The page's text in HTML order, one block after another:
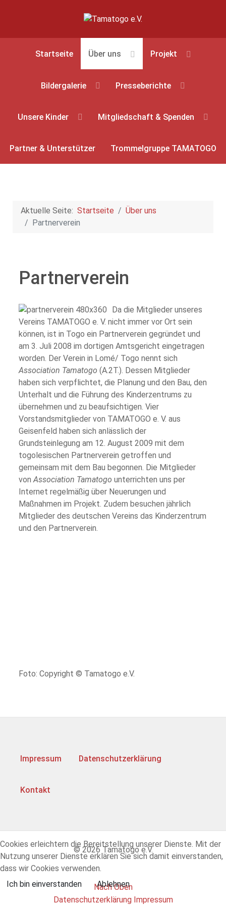
Startseite Über uns Projekt
Bildergalerie Presseberichte
Unsere Kinder Mitgliedschaft & Spenden
Partner & Unterstützer Trommelgruppe TAMATOGO
Aktuelle Seite: Startseite
Über uns
Partnerverein
Partnerverein
Da die Mitglieder unseres
Vereins TAMATOGO e. V. nicht immer vor Ort sein
können, ist in Togo ein Partnerverein gegründet und
am 3. Juli 2008 im dortigen Amtsgericht eingetragen
worden. Der Verein in Lomé/ Togo nennt sich
Association Tamatogo (A.2T.). Dessen Mitglieder
haben sich verpflichtet, die Planung und den Bau, den
Unterhalt und die Führung des Kinderzentrums zu
übernehmen und zu beaufsichtigen. Vier
Vorstandsmitglieder von TAMATOGO e. V. aus
Geisenfeld haben sich anlässlich der
Grundsteinlegung am 12. August 2009 mit dem
togolesischen Partnerverein getroffen und
gemeinsam mit dem Bau begonnen. Die Mitglieder
vonAssociation Tamatogo unterrichten uns per
Internet regelmäßig über Neuerungen und
Maßnahmen im Projekt. Zudem besuchen jährlich
Mitglieder des deutschen Vereins das Kinderzentrum
und den Partnerverein.
Foto: Copyright © Tamatogo e.V.
Impressum Datenschutzerklärung
Kontakt
© 2026 Tamatogo e.V.
Nach Oben
Cookies erleichtern die Bereitstellung unserer Dienste. Mit der
Nutzung unserer Dienste erklären Sie sich damit einverstanden,
dass wir Cookies verwenden.
Ich bin einverstanden
Ablehnen
Datenschutzerklärung Impressum